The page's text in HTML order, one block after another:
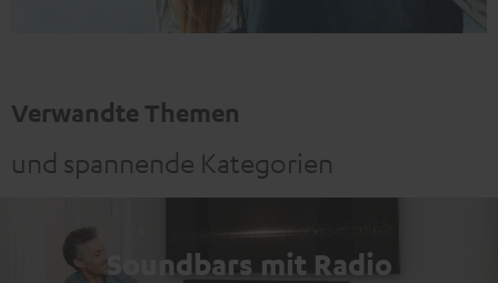
Verwandte Themen
und spannende Kategorien
Soundbars mit Radio